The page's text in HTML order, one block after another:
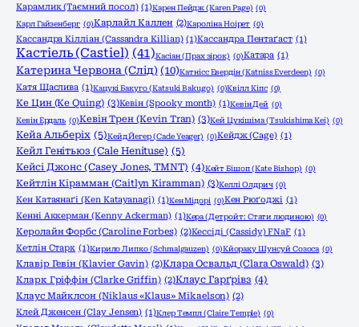
Карамлик (Таємний посол) (1)Карен Пейдж (Karen Page) (0)
Карл Гайзенберг (0)Карлайл Каллен (2)Кароліна Ноірет (0)
Кассандра Кілліан (Cassandra Killian) (1)Кассандра Пентаґаст (1)
Кастіель (Castiel) (41)Касіан (Прах зірок) (0)Катара (1)
Катерина Червона (Слід) (10)Катнісс Евердін (Katniss Everdeen) (0)
Катя Щаслива (1)Кацукі Бакуго (Katsuki Bakugo) (0)Квілл Кіпс (0)
Ке Цин (Ke Quing) (3)Кевін (Spooky month) (1)Кевін Дей (0)
Кевін Ердаль (0)Кевін Трен (Kevin Tran) (3)Кей Цукішіма (Tsukishima Kei) (0)
Кейа Альберіх (5)Кейд Йегер (Cade Yeager) (0)Кейдж (Cage) (1)
Кейл Генітьюз (Cale Henituse) (5)
Кейсі Джонс (Casey Jones, TMNT) (4)Кейт Бішоп (Kate Bishop) (0)
Кейтлін Кірамман (Caitlyn Kiramman) (3)Келлі Олдрич (0)
Кен Катаянаґі (Ken Katayanagi) (1)Кен Мідорі (0)Кен Рюґоджі (1)
Кенні Аккерман (Kenny Ackerman) (1)Кера (Детройт: Стати людиною) (0)
Керолайн Форбс (Caroline Forbes) (2)Кессіді (Cassidy) FNaF (1)
Кетлін Старк (1)Кирило Липко (Schmalgauzen) (0)Кйораку Шунсуй Созоса (0)
Клавір Гевін (Klavier Gavin) (2)Клара Освальд (Clara Oswald) (3)
Кларк Гріффін (Clarke Griffin) (2)Клаус Гарґрівз (4)
Клаус Майклсон (Niklaus «Klaus» Mikaelson) (2)
Клей Дженсен (Clay Jensen) (1)Клер Темпл (Claire Temple) (0)